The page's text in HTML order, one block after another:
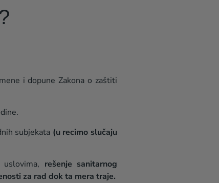
i dopune Zakona o zaštiti
subjekata (u recimo slučaju
rešenje sanitarnog
za rad dok ta mera traje.